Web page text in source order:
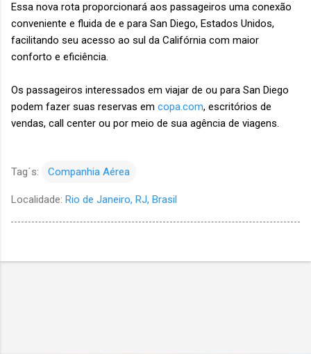
Essa nova rota proporcionará aos passageiros uma conexão
conveniente e fluida de e para San Diego, Estados Unidos,
facilitando seu acesso ao sul da Califórnia com maior
conforto e eficiência.
Os passageiros interessados em viajar de ou para San Diego
podem fazer suas reservas em copa.com, escritórios de
vendas, call center ou por meio de sua agência de viagens.
Tag´s: Companhia Aérea
Localidade: Rio de Janeiro, RJ, Brasil